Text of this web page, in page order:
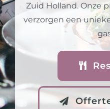
Zuid Holland. Onze
verzorgen een